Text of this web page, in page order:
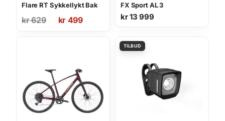
Flare RT Sykkellykt Bak
kr629
Opprinnelig
kr 499
Nåværende
FX Sport AL 3
kr13 999